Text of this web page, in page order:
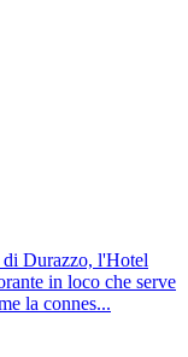
di Durazzo, l'Hotel
in loco che serve
la connes...